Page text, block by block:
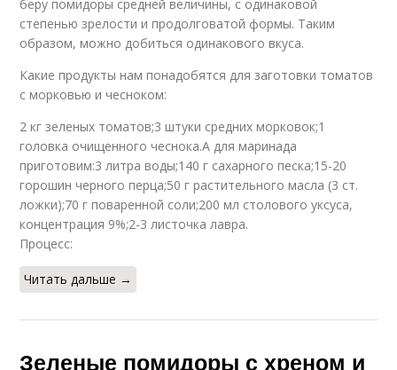
беру помидоры средней величины, с одинаковой
степенью зрелости и продолговатой формы. Таким
образом, можно добиться одинакового вкуса.
Какие продукты нам понадобятся для заготовки томатов
с морковью и чесноком:
2 кг зеленых томатов;3 штуки средних морковок;1
головка очищенного чеснока.А для маринада
приготовим:3 литра воды;140 г сахарного песка;15-20
горошин черного перца;50 г растительного масла (3 ст.
ложки);70 г поваренной соли;200 мл столового уксуса,
концентрация 9%;2-3 листочка лавра.
Процесс:
Читать дальше →
Зеленые помидоры с хреном и